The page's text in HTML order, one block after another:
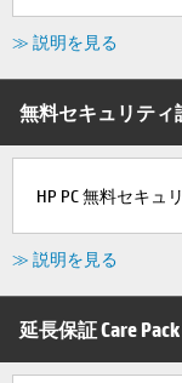
≫ 説明を見る
無料セキュリティ
HP PC 無料セキュ
≫ 説明を見る
延長保証 Care Pack